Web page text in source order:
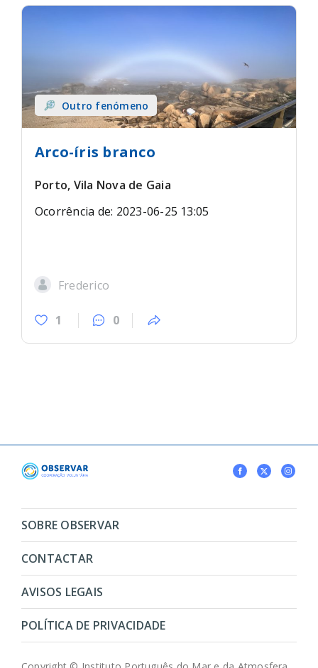
Outro fenómeno
Arco-íris branco
Porto, Vila Nova de Gaia
Ocorrência de: 2023-06-25 13:05
Frederico
1 0
SOBRE OBSERVAR
CONTACTAR
AVISOS LEGAIS
POLÍTICA DE PRIVACIDADE